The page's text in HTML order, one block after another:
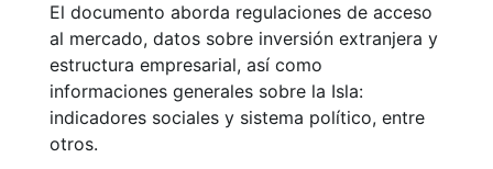
El documento aborda regulaciones de acceso
al mercado, datos sobre inversión extranjera y
estructura empresarial, así como
informaciones generales sobre la Isla:
indicadores sociales y sistema político, entre
otros.